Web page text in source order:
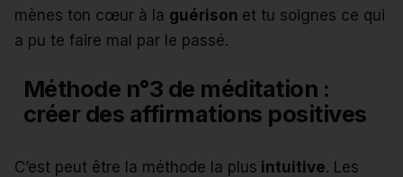
mènes ton cœur à la guérison et tu soignes ce qui
a pu te faire mal par le passé.
Méthode n°3 de méditation :
créer des affirmations positives
C’est peut être la méthode la plus intuitive. Les